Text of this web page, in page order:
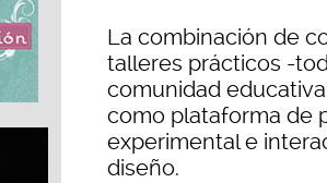
La combinación de
talleres prácticos -
comunidad
como plataforma de
experimental e
diseño.